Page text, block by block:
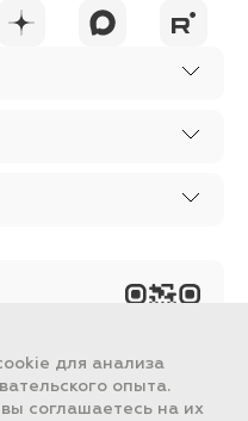
носит ознакомительный
для анализа
опыта.
соглашаетесь на их